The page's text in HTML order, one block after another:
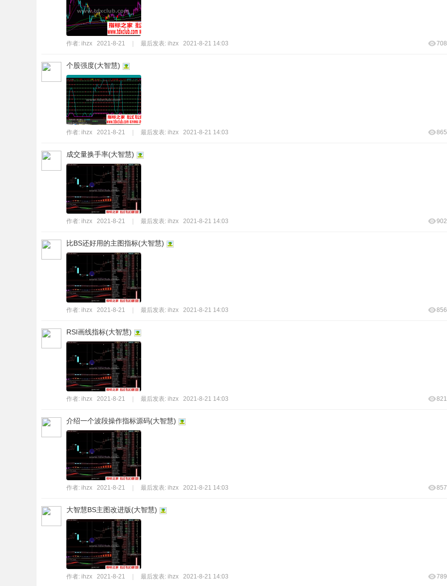
作者: ihzx 2021-8-21 最后发表: ihzx 2021-8-21 14:03 708
个股强度(大智慧)
作者: ihzx 2021-8-21 最后发表: ihzx 2021-8-21 14:03 865
成交量换手率(大智慧)
作者: ihzx 2021-8-21 最后发表: ihzx 2021-8-21 14:03 902
比BS还好用的主图指标(大智慧)
作者: ihzx 2021-8-21 最后发表: ihzx 2021-8-21 14:03 856
RSI画线指标(大智慧)
作者: ihzx 2021-8-21 最后发表: ihzx 2021-8-21 14:03 821
介绍一个波段操作指标源码(大智慧)
作者: ihzx 2021-8-21 最后发表: ihzx 2021-8-21 14:03 857
大智慧BS主图改进版(大智慧)
作者: ihzx 2021-8-21 最后发表: ihzx 2021-8-21 14:03 789